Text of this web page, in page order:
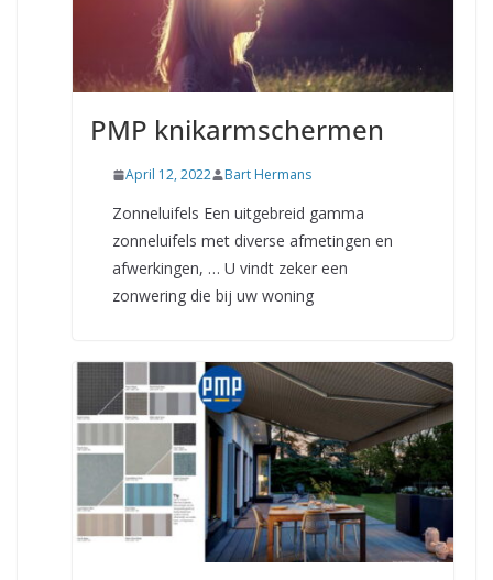
PMP knikarmschermen
April 12, 2022 Bart Hermans
Zonneluifels Een uitgebreid gamma
zonneluifels met diverse afmetingen en
afwerkingen, … U vindt zeker een
zonwering die bij uw woning